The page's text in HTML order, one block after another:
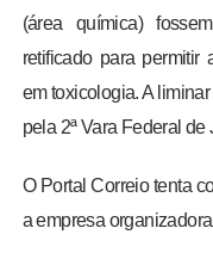
(área química)
retificado para permitir
em toxicologia. A
pela 2ª Vara Federal
O Portal Correio tenta
a empresa